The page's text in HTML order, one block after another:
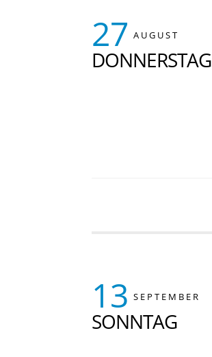
27 AUGUST
DONNERSTAG
13 SEPTEMBER
SONNTAG